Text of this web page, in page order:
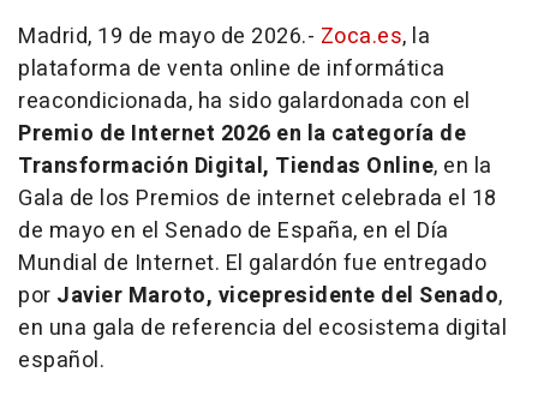
Madrid, 19 de mayo de 2026.- Zoca.es, la
plataforma de venta online de informática
reacondicionada, ha sido galardonada con el
Premio de Internet 2026 en la categoría de
Transformación Digital, Tiendas Online, en la
Gala de los Premios de internet celebrada el 18
de mayo en el Senado de España, en el Día
Mundial de Internet. El galardón fue entregado
por Javier Maroto, vicepresidente del Senado,
en una gala de referencia del ecosistema digital
español.